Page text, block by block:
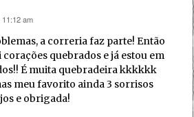
am
a correria faz parte! Então
quebrados e já estou em
É muita quebradeira kkkkkk
meu favorito ainda 3 sorrisos
e obrigada!